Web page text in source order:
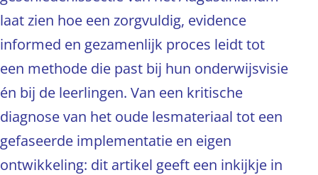
laat zien hoe een zorgvuldig, evidence
informed en gezamenlijk proces leidt tot
een methode die past bij hun onderwijsvisie
én bij de leerlingen. Van een kritische
diagnose van het oude lesmateriaal tot een
gefaseerde implementatie en eigen
ontwikkeling: dit artikel geeft een inkijkje in